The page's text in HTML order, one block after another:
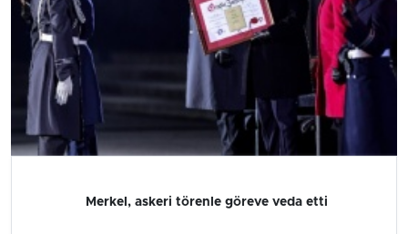
Merkel, askeri törenle göreve veda etti